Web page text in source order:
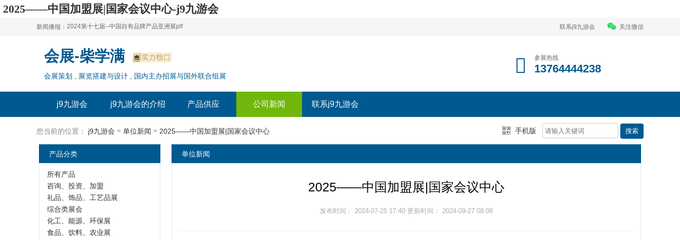
2025——中国加盟展|国家会议中心-j9九游会
新闻播报：
2024上海自有品牌展--百货展|食品展 零售展|oem展
2024全球自有--品牌产品亚洲展（plf）
2024上海自有品牌展--2024上海oem 贴牌代加工展
2024第十七届--中国自有品牌产品亚洲展plf
2024全球自有--品牌产品亚洲展（plf）
2024年上海--第17届自有品牌展
联系j9九游会 关注微信
会展-柴学满
会展策划 , 展览搭建与设计 , 国内主办招展与国外联合组展
参展热线
13764444238
j9九游会 j9九游会的介绍 产品供应 公司新闻 联系j9九游会
您当前的位置： j9九游会 » 单位新闻 » 2025——中国加盟展|国家会议中心 手机版
单位新闻
2025——中国加盟展|国家会议中心
发布时间： 2024-07-25 17:40 更新时间： 2024-09-27 08:08
产品分类
所有产品
咨询、投资、加盟
礼品、饰品、工艺品展
综合类展会
化工、能源、环保展
食品、饮料、农业展